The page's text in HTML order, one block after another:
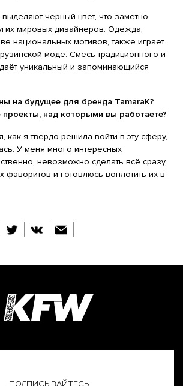
чёрный цвет, что заметно
мировых дизайнеров. Одежда,
национальных мотивов, также играет
моде. Смесь традиционного и
уникальный и запоминающийся
на будущее для бренда TamaraK?
проекты, над которыми вы работаете?
как я твёрдо решила войти в эту сферу,
У меня много интересных
невозможно сделать всё сразу,
фаворитов и готовлюсь воплотить их в